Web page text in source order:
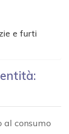
e furti
al consumo